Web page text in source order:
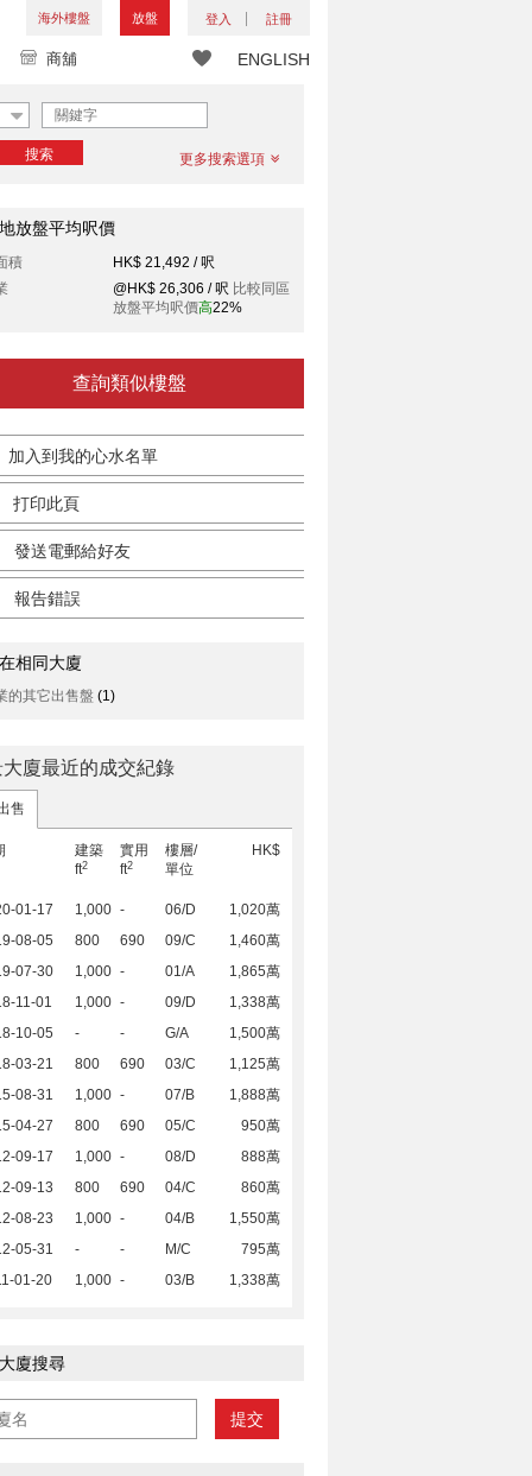
海外樓盤 放盤 登入 註冊
ENGLISH
商舖
搜索 更多搜索選項
放盤平均呎價
積
HK$ 21,492 / 呎
@HK$ 26,306 / 呎 比較同區
放盤平均呎價高22%
查詢類似樓盤
加入到我的心水名單
打印此頁
發送電郵給好友
報告錯誤
相同大廈
的其它出售盤 (1)
廈最近的成交紀錄
售
建築
ft2
實用
ft2
樓層/
單位
HK$
01-17 1,000 - 06/D
1,020萬
08-05
800 690 09/C
1,460萬
07-30
1,000 - 01/A
1,865萬
11-01
1,000 - 09/D
1,338萬
10-05
- - G/A
1,500萬
03-21
800 690 03/C
1,125萬
08-31
1,000 - 07/B
1,888萬
04-27
800 690 05/C
950萬
09-17
1,000 - 08/D
888萬
09-13
800 690 04/C
860萬
08-23
1,000 - 04/B
1,550萬
05-31
- - M/C
795萬
01-20
1,000 - 03/B 1,338萬
廈搜尋
提交